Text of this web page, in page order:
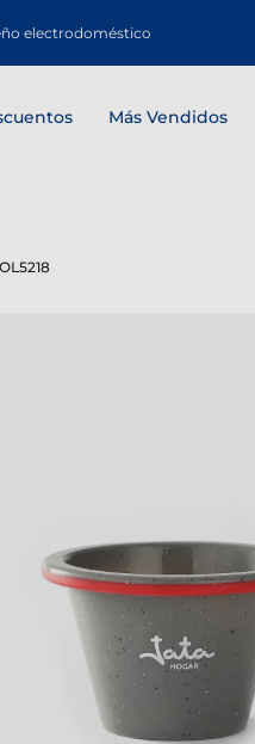
electrodoméstico
Más Vendidos